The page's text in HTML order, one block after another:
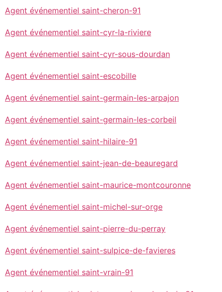
Agent événementiel saint-cheron-91
Agent événementiel saint-cyr-la-riviere
Agent événementiel saint-cyr-sous-dourdan
Agent événementiel saint-escobille
Agent événementiel saint-germain-les-arpajon
Agent événementiel saint-germain-les-corbeil
Agent événementiel saint-hilaire-91
Agent événementiel saint-jean-de-beauregard
Agent événementiel saint-maurice-montcouronne
Agent événementiel saint-michel-sur-orge
Agent événementiel saint-pierre-du-perray
Agent événementiel saint-sulpice-de-favieres
Agent événementiel saint-vrain-91